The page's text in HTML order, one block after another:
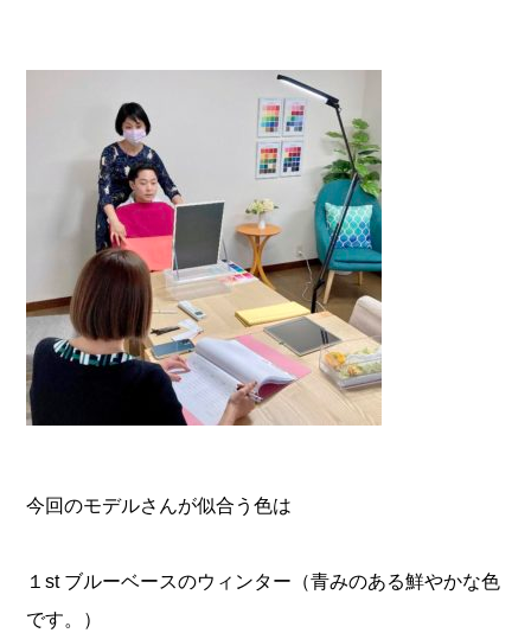
今回のモデルさんが似合う色は
１st ブルーベースのウィンター（青みのある鮮やかな色
です。）